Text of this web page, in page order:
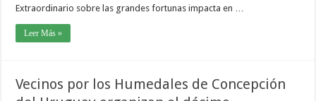
Extraordinario sobre las grandes fortunas impacta en …
Leer Más »
Vecinos por los Humedales de Concepción